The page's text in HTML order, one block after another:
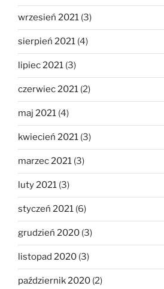
wrzesień 2021 (3)
sierpień 2021 (4)
lipiec 2021 (3)
czerwiec 2021 (2)
maj 2021 (4)
kwiecień 2021 (3)
marzec 2021 (3)
luty 2021 (3)
styczeń 2021 (6)
grudzień 2020 (3)
listopad 2020 (3)
październik 2020 (2)